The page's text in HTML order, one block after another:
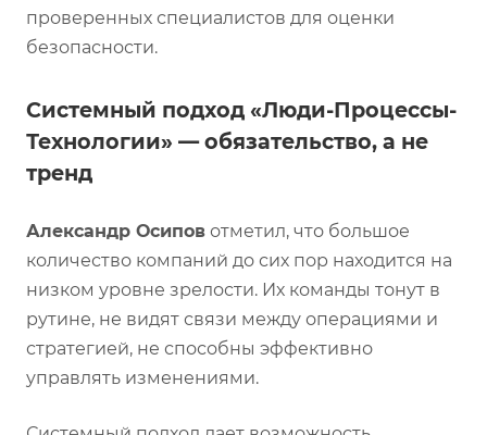
проверенных специалистов для оценки
безопасности.
Системный подход «Люди-Процессы-
Технологии» — обязательство, а не
тренд
Александр Осипов отметил, что большое
количество компаний до сих пор находится на
низком уровне зрелости. Их команды тонут в
рутине, не видят связи между операциями и
стратегией, не способны эффективно
управлять изменениями.